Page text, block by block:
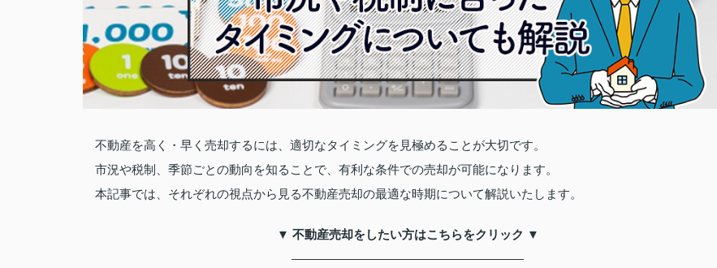
不動産を高く・早く売却するには、適切なタイミングを見極めることが大切です。
市況や税制、季節ごとの動向を知ることで、有利な条件での売却が可能になります。
本記事では、それぞれの視点から見る不動産売却の最適な時期について解説いたします。
▼ 不動産売却をしたい方はこちらをクリック ▼